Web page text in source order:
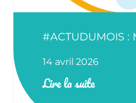
#ACTUDUMOIS :
14 avril 2026
Lire la suite